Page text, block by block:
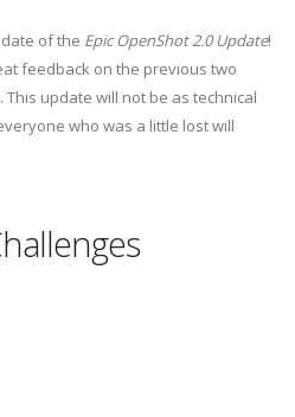
of the Epic OpenShot 2.0 Update!
feedback on the previous two
update will not be as technical
who was a little lost will